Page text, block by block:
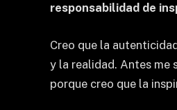
responsabilidad de
Creo que la
y la realidad. Antes me
porque creo que la